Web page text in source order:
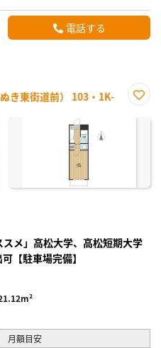
電話する
き東街道前） 103・1K-
に入
メ」高松大学、高松短期大学
【駐車場完備】
月額目安